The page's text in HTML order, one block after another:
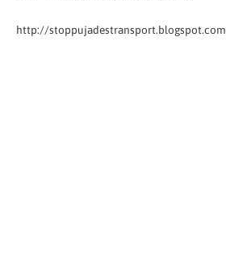
http://stoppujadestransport.blogspot.com